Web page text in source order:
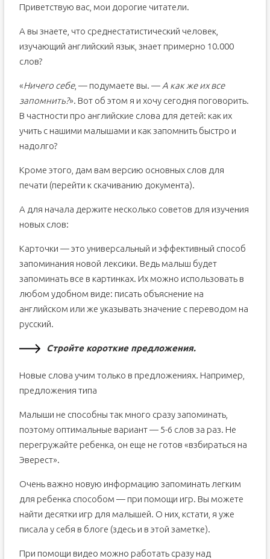
Приветствую вас, мои дорогие читатели.
А вы знаете, что среднестатистический человек,
изучающий английский язык, знает примерно 10.000
слов?
«Ничего себе, — подумаете вы. — А как же их все
запомнить?». Вот об этом я и хочу сегодня поговорить.
В частности про английские слова для детей: как их
учить с нашими малышами и как запомнить быстро и
надолго?
Кроме этого, дам вам версию основных слов для
печати (перейти к скачиванию документа).
А для начала держите несколько советов для изучения
новых слов:
Карточки — это универсальный и эффективный способ
запоминания новой лексики. Ведь малыш будет
запоминать все в картинках. Их можно использовать в
любом удобном виде: писать объяснение на
английском или же указывать значение с переводом на
русский.
Стройте короткие предложения.
Новые слова учим только в предложениях. Например,
предложения типа
Малыши не способны так много сразу запоминать,
поэтому оптимальные вариант — 5-6 слов за раз. Не
перегружайте ребенка, он еще не готов «взбираться на
Эверест».
Очень важно новую информацию запоминать легким
для ребенка способом — при помощи игр. Вы можете
найти десятки игр для малышей. О них, кстати, я уже
писала у себя в блоге (здесь и в этой заметке).
При помощи видео можно работать сразу над